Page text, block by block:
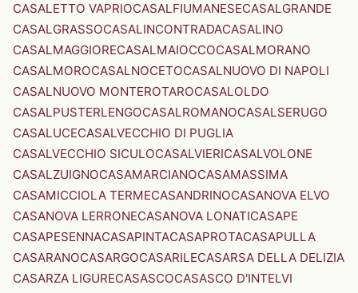
CASALETTO VAPRIOCASALFIUMANESECASALGRANDE
CASALGRASSOCASALINCONTRADACASALINO
CASALMAGGIORECASALMAIOCCOCASALMORANO
CASALMOROCASALNOCETOCASALNUOVO DI NAPOLI
CASALNUOVO MONTEROTAROCASALOLDO
CASALPUSTERLENGOCASALROMANOCASALSERUGO
CASALUCECASALVECCHIO DI PUGLIA
CASALVECCHIO SICULOCASALVIERICASALVOLONE
CASALZUIGNOCASAMARCIANOCASAMASSIMA
CASAMICCIOLA TERMECASANDRINOCASANOVA ELVO
CASANOVA LERRONECASANOVA LONATICASAPE
CASAPESENNACASAPINTACASAPROTACASAPULLA
CASARANOCASARGOCASARILECASARSA DELLA DELIZIA
CASARZA LIGURECASASCOCASASCO D'INTELVI